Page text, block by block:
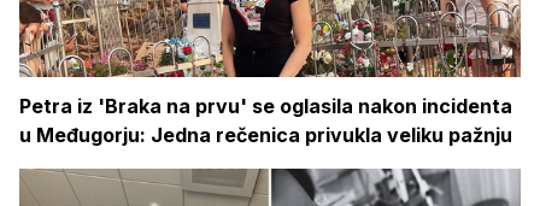
Petra iz 'Braka na prvu' se oglasila nakon incidenta
u Međugorju: Jedna rečenica privukla veliku pažnju